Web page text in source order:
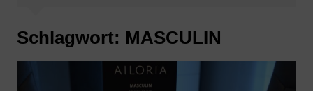
Schlagwort: MASCULIN